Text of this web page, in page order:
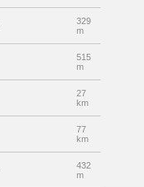
329
m
515
m
27
km
77
km
432
m